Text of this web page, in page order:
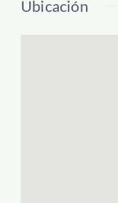
Ubicación